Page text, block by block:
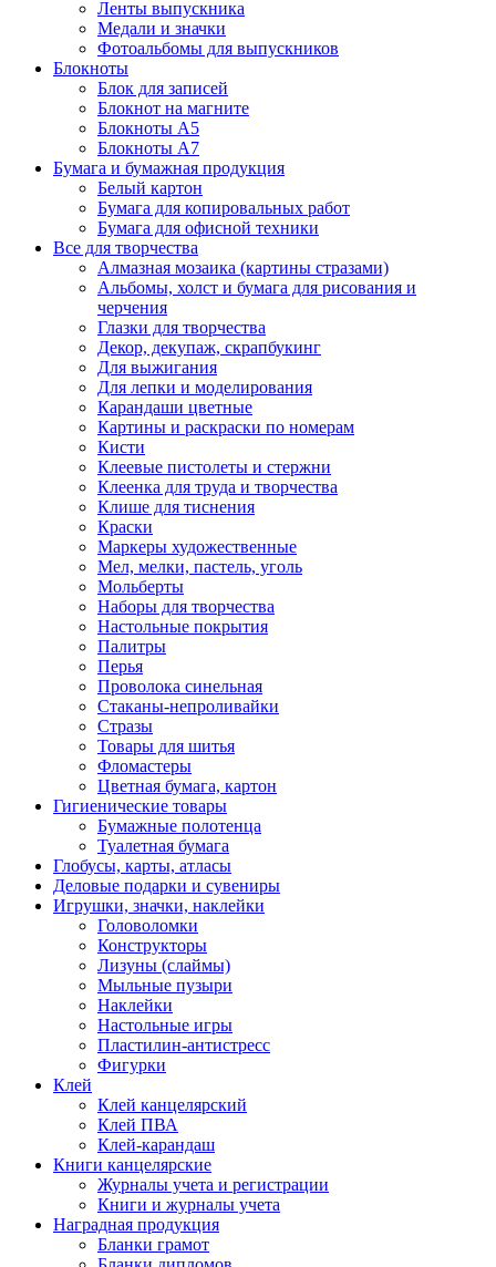
Ленты выпускника
Медали и значки
Фотоальбомы для выпускников
Блокноты
Блок для записей
Блокнот на магните
Блокноты А5
Блокноты А7
Бумага и бумажная продукция
Белый картон
Бумага для копировальных работ
Бумага для офисной техники
Все для творчества
Алмазная мозаика (картины стразами)
Альбомы, холст и бумага для рисования и
черчения
Глазки для творчества
Декор, декупаж, скрапбукинг
Для выжигания
Для лепки и моделирования
Карандаши цветные
Картины и раскраски по номерам
Кисти
Клеевые пистолеты и стержни
Клеенка для труда и творчества
Клише для тиснения
Краски
Маркеры художественные
Мел, мелки, пастель, уголь
Мольберты
Наборы для творчества
Настольные покрытия
Палитры
Перья
Проволока синельная
Стаканы-непроливайки
Стразы
Товары для шитья
Фломастеры
Цветная бумага, картон
Гигиенические товары
Бумажные полотенца
Туалетная бумага
Глобусы, карты, атласы
Деловые подарки и сувениры
Игрушки, значки, наклейки
Головоломки
Конструкторы
Лизуны (слаймы)
Мыльные пузыри
Наклейки
Настольные игры
Пластилин-антистресс
Фигурки
Клей
Клей канцелярский
Клей ПВА
Клей-карандаш
Книги канцелярские
Журналы учета и регистрации
Книги и журналы учета
Наградная продукция
Бланки грамот